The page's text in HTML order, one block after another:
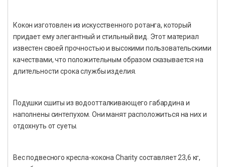
Кокон изготовлен из искусственного ротанга, который
придает ему элегантный и стильный вид. Этот материал
известен своей прочностью и высокими пользовательскими
качествами, что положительным образом сказывается на
длительности срока службы изделия.
Подушки сшиты из водоотталкивающего габардина и
наполнены синтепухом. Они манят расположиться на них и
отдохнуть от суеты.
Вес подвесного кресла-кокона Charity составляет 23,6 кг,